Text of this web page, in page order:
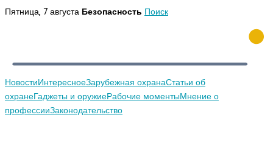
Перейти
Пятница, 7 августа Безопасность Поиск
НовостиИнтересноеЗарубежная охранаСтатьи об
охранеГаджеты и оружиеРабочие моментыМнение о
профессииЗаконодательство